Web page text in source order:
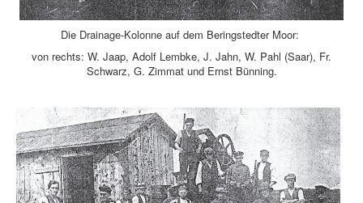
Die Drainage-Kolonne auf dem Beringstedter Moor:
von rechts: W. Jaap, Adolf Lembke, J. Jahn, W. Pahl (Saar), Fr.
Schwarz, G. Zimmat und Ernst Bünning.